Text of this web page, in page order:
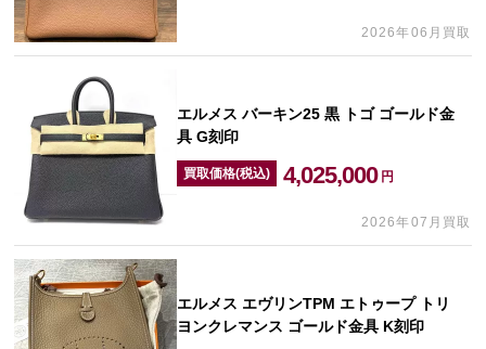
2026年06月買取
エルメス バーキン25 黒 トゴ ゴールド金
具 G刻印
買取価格(税込) 4,025,000 円
2026年07月買取
エルメス エヴリンTPM エトゥープ トリ
ヨンクレマンス ゴールド金具 K刻印